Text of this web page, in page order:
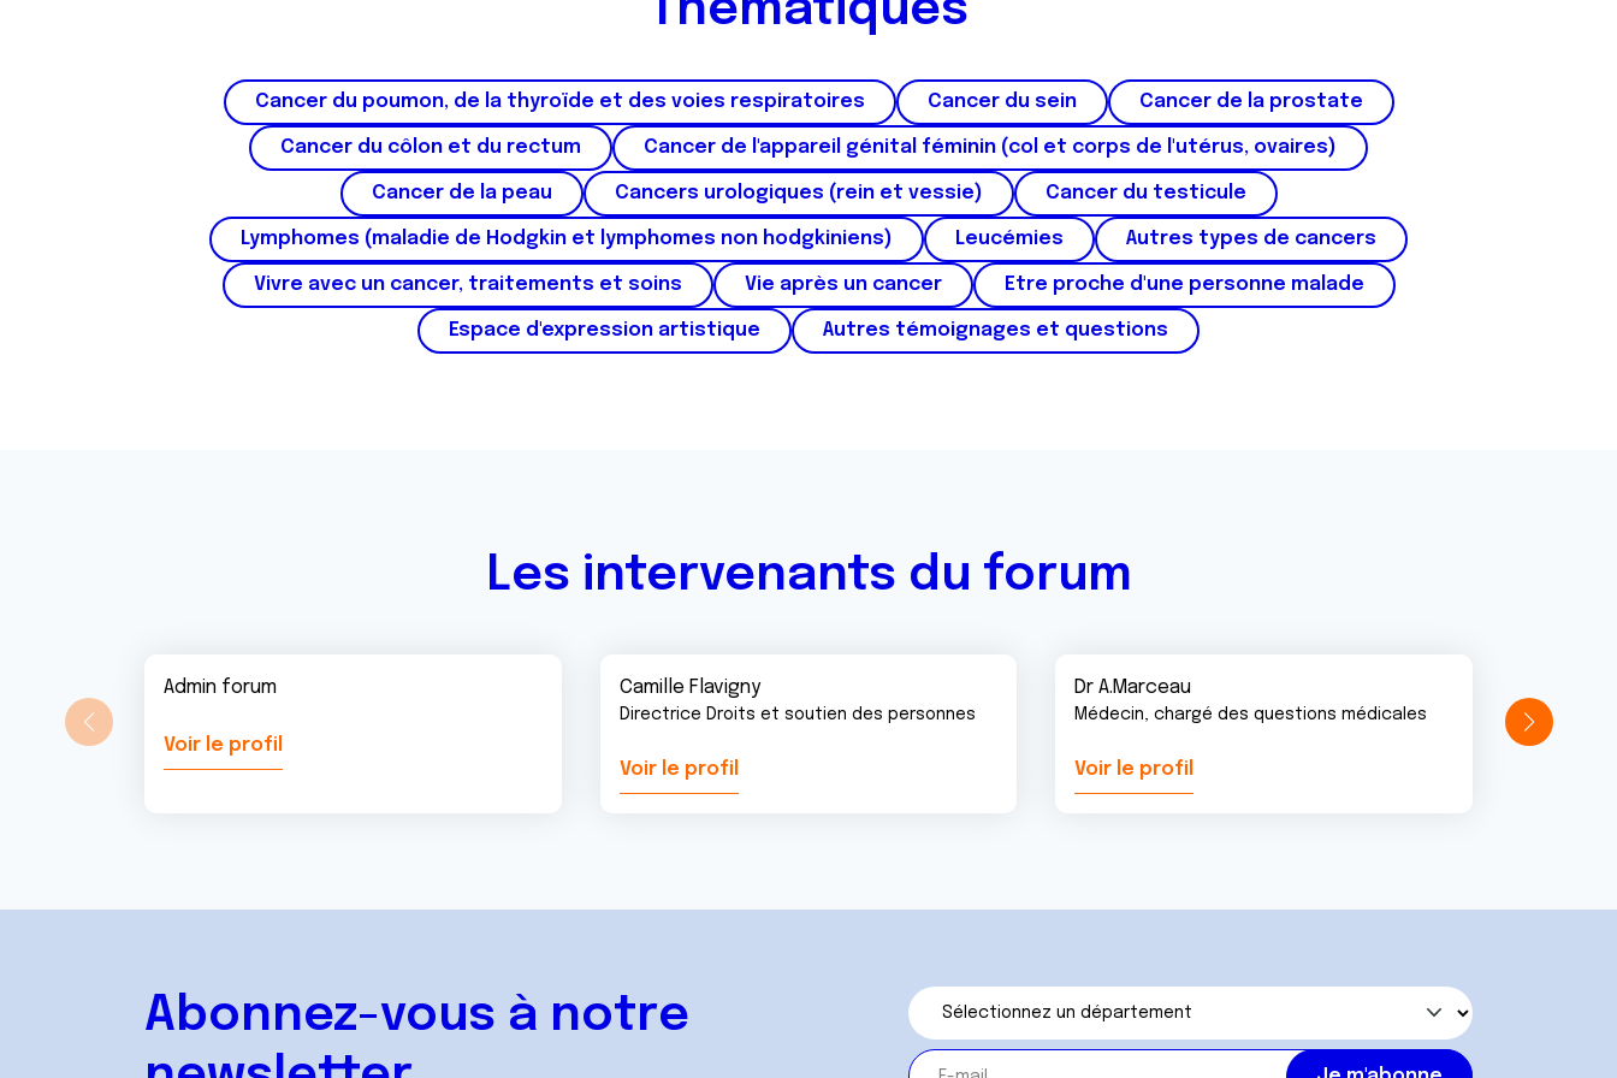
Thématiques
Cancer du poumon, de la thyroïde et des voies respiratoires Cancer du sein Cancer de la prostate
Cancer du côlon et du rectum Cancer de l'appareil génital féminin (col et corps de l'utérus, ovaires)
Cancer de la peau Cancers urologiques (rein et vessie) Cancer du testicule
Lymphomes (maladie de Hodgkin et lymphomes non hodgkiniens) Leucémies Autres types de cancers
Vivre avec un cancer, traitements et soins Vie après un cancer Etre proche d'une personne malade
Espace d'expression artistique Autres témoignages et questions
Les intervenants du forum
Admin forum
Voir le profil
Camille Flavigny
Directrice Droits et soutien des personnes
Voir le profil
Dr A.Marceau
Médecin, chargé des questions médicales
Voir le profil
Abonnez-vous à notre